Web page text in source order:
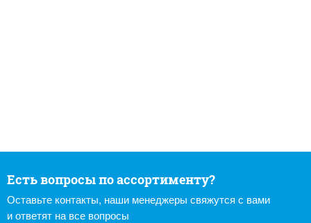
Есть вопросы по ассортименту?
Оставьте контакты, наши менеджеры свяжутся с вами
и ответят на все вопросы